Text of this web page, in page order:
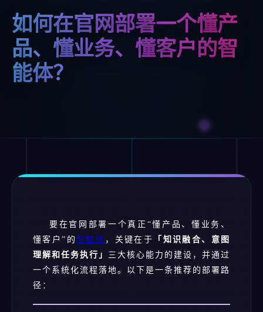
如何在官网部署一个懂产
品、懂业务、懂客户的智
能体？
要在官网部署一个真正“懂产品、懂业务、
懂客户”的 智能体 ，关键在于
「知识融合、意图
理解和任务执行」 三大核心能力的建设，并通过
一个系统化流程落地。以下是一条推荐的部署路
径：